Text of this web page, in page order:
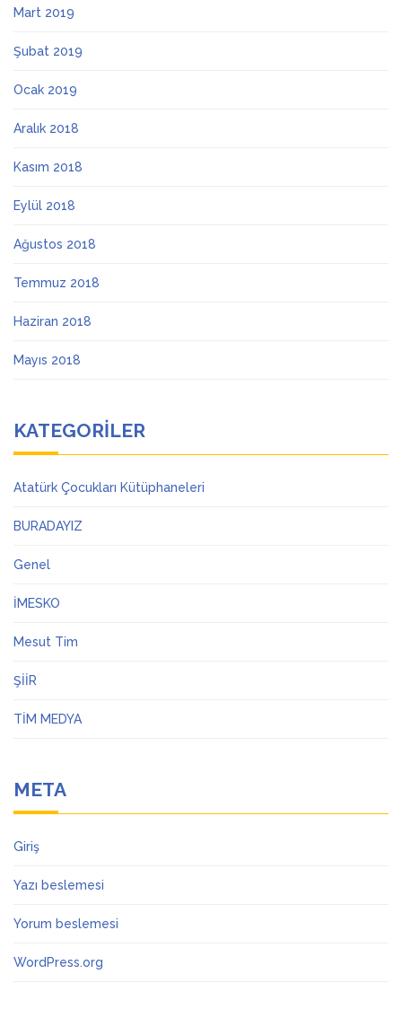
Mart 2019
Şubat 2019
Ocak 2019
Aralık 2018
Kasım 2018
Eylül 2018
Ağustos 2018
Temmuz 2018
Haziran 2018
Mayıs 2018
KATEGORILER
Atatürk Çocukları Kütüphaneleri
BURADAYIZ
Genel
İMESKO
Mesut Tim
ŞİİR
TİM MEDYA
META
Giriş
Yazı beslemesi
Yorum beslemesi
WordPress.org